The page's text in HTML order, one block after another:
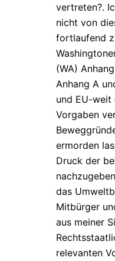
vertreten?.
nicht von
fortlaufend
(WA)
Anhang A
und EU-weit
Vorgaben
ermorden
Druck der
das
Mitbürger
aus meiner
relevanten